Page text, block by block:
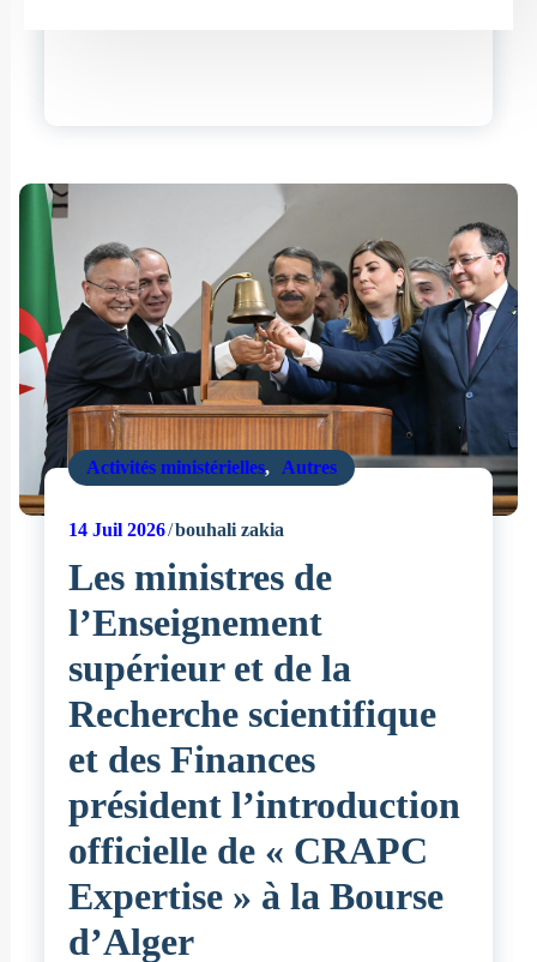
Activités ministérielles, Autres
14Juil 2026 bouhali zakia
Les ministres de
l’Enseignement
supérieur et de la
Recherche scientifique
et des Finances
président l’introduction
officielle de « CRAPC
Expertise » à la Bourse
d’Alger